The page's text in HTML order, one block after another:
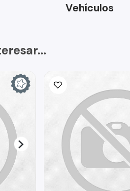
Vehículos